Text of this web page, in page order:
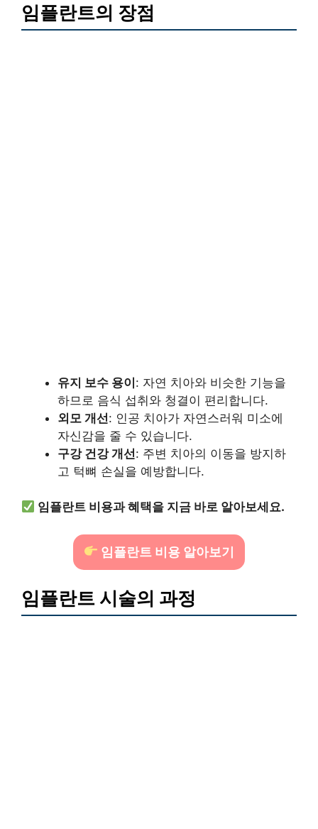
임플란트의 장점
유지 보수 용이: 자연 치아와 비슷한 기능을
하므로 음식 섭취와 청결이 편리합니다.
외모 개선: 인공 치아가 자연스러워 미소에
자신감을 줄 수 있습니다.
구강 건강 개선: 주변 치아의 이동을 방지하
고 턱뼈 손실을 예방합니다.
임플란트 비용과 혜택을 지금 바로 알아보세요.
임플란트 비용 알아보기
임플란트 시술의 과정